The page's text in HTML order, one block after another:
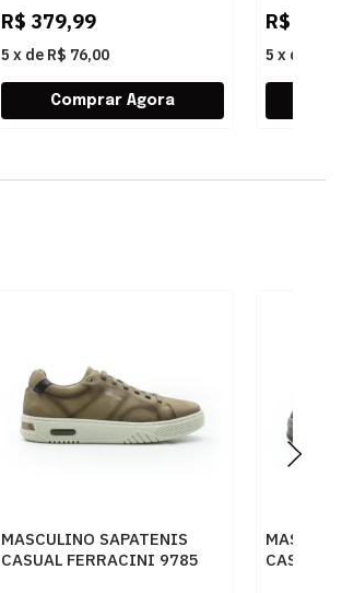
R$ 379,99
5 x de R$ 76,00
R$
5 x de
MASCULINO SAPATENIS
CASUAL FERRACINI 9785
CASUAL